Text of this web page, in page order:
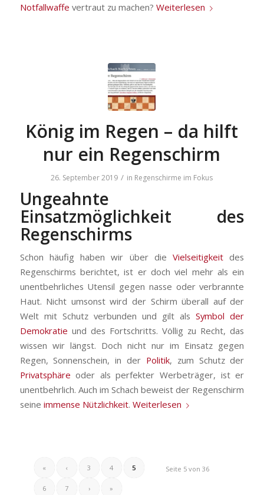
Notfallwaffe vertraut zu machen? Weiterlesen
König im Regen – da hilft
nur ein Regenschirm
26. September 2019 / in Regenschirme im Fokus
Ungeahnte
Einsatzmöglichkeit des
Regenschirms
Schon häufig haben wir über dieVielseitigkeit des
Regenschirms berichtet, ist er doch viel mehr als ein
unentbehrliches Utensil gegen nasse oder verbrannte
Haut. Nicht umsonst wird der Schirm überall auf der
Welt mit Schutz verbunden und gilt alsSymbol der
Demokratie und des Fortschritts. Völlig zu Recht, das
wissen wir längst. Doch nicht nur im Einsatz gegen
Regen, Sonnenschein, in der Politik, zum Schutz der
Privatsphäre oder als perfekter Werbeträger, ist er
unentbehrlich. Auch im Schach beweist der Regenschirm
seine immense Nützlichkeit. Weiterlesen
Seite 5 von 36
« ‹ 3 4 5
6 7 › »